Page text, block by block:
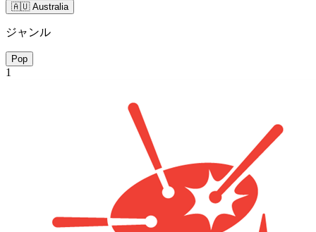
🇦🇺 Australia
ジャンル
Pop
1